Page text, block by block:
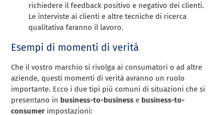
richiedere il feedback positivo e negativo dei clienti.
Le interviste ai clienti e altre tecniche di ricerca
qualitativa faranno il lavoro.
Esempi di momenti di verità
Che il vostro marchio si rivolga ai consumatori o ad altre
aziende, questi momenti di verità avranno un ruolo
importante. Ecco i due tipi più comuni di situazioni che si
presentano in business-to-business e business-to-
consumer impostazioni: